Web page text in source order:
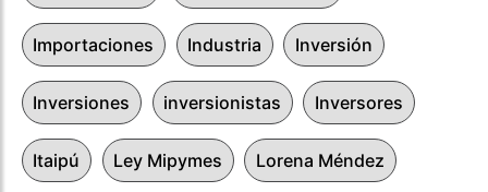
Importaciones Industria Inversión
Inversiones inversionistas Inversores
Itaipú Ley Mipymes Lorena Méndez